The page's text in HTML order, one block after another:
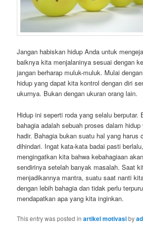
Jangan habiskan hidup Anda untuk
baiknya kita menjalaninya sesuai dengan
jangan berharap muluk-muluk. Mulai
hidup yang dapat kita kontrol dengan diri
ukurnya. Bukan dengan ukuran orang lain.
Hidup ini seperti roda yang selalu berputar.
bahagia adalah sebuah proses dalam
hadir. Bahagia bukan suatu hal yang harus
dihindari. Ingat kata-kata badai pasti
mengingatkan kita bahwa kebahagiaan
sendirinya setelah banyak masalah. Saat
menjadikannya mantra, suatu saat nanti
dengan lebih bahagia dan tidak perlu
mendapatkan apa yang kita inginkan.
This entry was posted inartikel motivasiby